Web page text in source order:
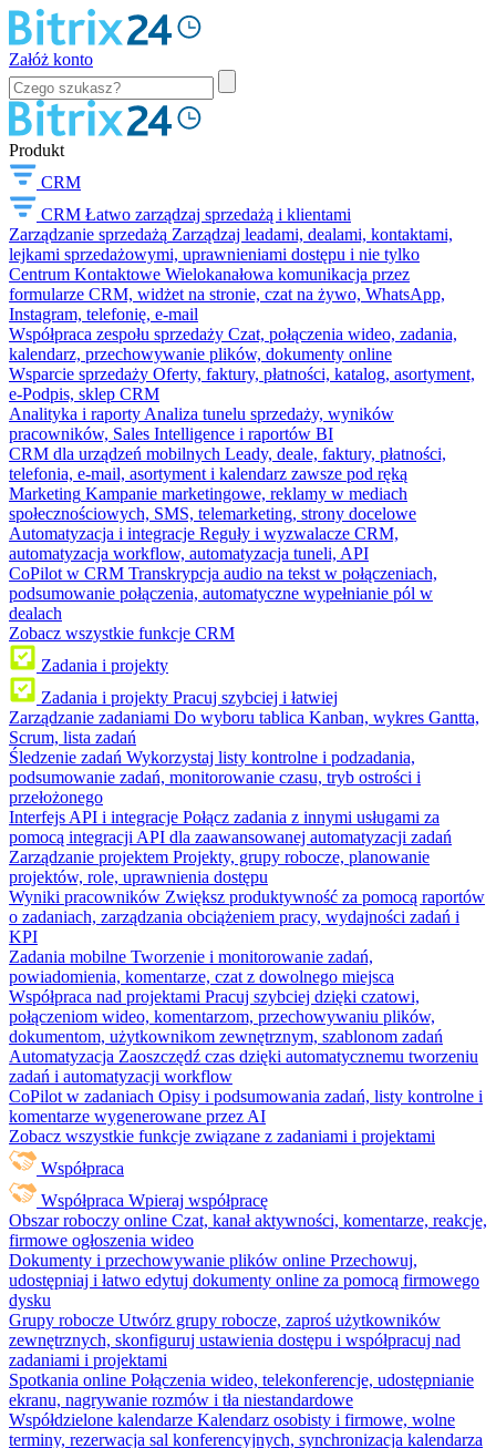
Załóż konto
Produkt
CRM
CRM Łatwo zarządzaj sprzedażą i klientami
Zarządzanie sprzedażą Zarządzaj leadami, dealami, kontaktami,
lejkami sprzedażowymi, uprawnieniami dostępu i nie tylko
Centrum Kontaktowe Wielokanałowa komunikacja przez
formularze CRM, widżet na stronie, czat na żywo, WhatsApp,
Instagram, telefonię, e-mail
Współpraca zespołu sprzedaży Czat, połączenia wideo, zadania,
kalendarz, przechowywanie plików, dokumenty online
Wsparcie sprzedaży Oferty, faktury, płatności, katalog, asortyment,
e-Podpis, sklep CRM
Analityka i raporty Analiza tunelu sprzedaży, wyników
pracowników, Sales Intelligence i raportów BI
CRM dla urządzeń mobilnych Leady, deale, faktury, płatności,
telefonia, e-mail, asortyment i kalendarz zawsze pod ręką
Marketing Kampanie marketingowe, reklamy w mediach
społecznościowych, SMS, telemarketing, strony docelowe
Automatyzacja i integracje Reguły i wyzwalacze CRM,
automatyzacja workflow, automatyzacja tuneli, API
CoPilot w CRM Transkrypcja audio na tekst w połączeniach,
podsumowanie połączenia, automatyczne wypełnianie pól w
dealach
Zobacz wszystkie funkcje CRM
Zadania i projekty
Zadania i projekty Pracuj szybciej i łatwiej
Zarządzanie zadaniami Do wyboru tablica Kanban, wykres Gantta,
Scrum, lista zadań
Śledzenie zadań Wykorzystaj listy kontrolne i podzadania,
podsumowanie zadań, monitorowanie czasu, tryb ostrości i
przełożonego
Interfejs API i integracje Połącz zadania z innymi usługami za
pomocą integracji API dla zaawansowanej automatyzacji zadań
Zarządzanie projektem Projekty, grupy robocze, planowanie
projektów, role, uprawnienia dostępu
Wyniki pracowników Zwiększ produktywność za pomocą raportów
o zadaniach, zarządzania obciążeniem pracy, wydajności zadań i
KPI
Zadania mobilne Tworzenie i monitorowanie zadań,
powiadomienia, komentarze, czat z dowolnego miejsca
Współpraca nad projektami Pracuj szybciej dzięki czatowi,
połączeniom wideo, komentarzom, przechowywaniu plików,
dokumentom, użytkownikom zewnętrznym, szablonom zadań
Automatyzacja Zaoszczędź czas dzięki automatycznemu tworzeniu
zadań i automatyzacji workflow
CoPilot w zadaniach Opisy i podsumowania zadań, listy kontrolne i
komentarze wygenerowane przez AI
Zobacz wszystkie funkcje związane z zadaniami i projektami
Współpraca
Współpraca Wpieraj współpracę
Obszar roboczy online Czat, kanał aktywności, komentarze, reakcje,
firmowe ogłoszenia wideo
Dokumenty i przechowywanie plików online Przechowuj,
udostępniaj i łatwo edytuj dokumenty online za pomocą firmowego
dysku
Grupy robocze Utwórz grupy robocze, zaproś użytkowników
zewnętrznych, skonfiguruj ustawienia dostępu i współpracuj nad
zadaniami i projektami
Spotkania online Połączenia wideo, telekonferencje, udostępnianie
ekranu, nagrywanie rozmów i tła niestandardowe
Współdzielone kalendarze Kalendarz osobisty i firmowe, wolne
terminy, rezerwacja sal konferencyjnych, synchronizacja kalendarza